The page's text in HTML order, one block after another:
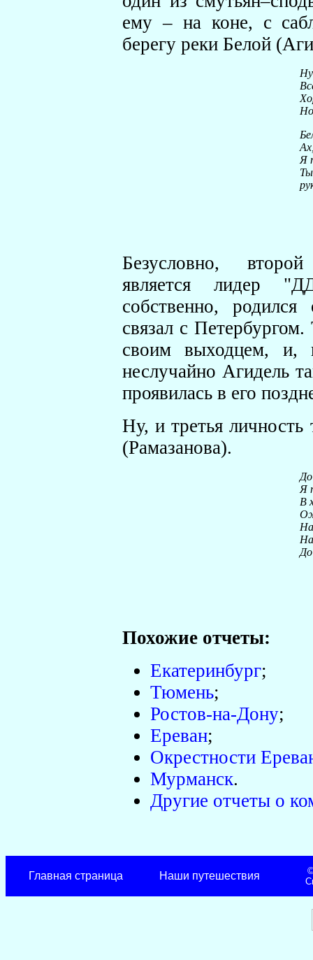
ему – на коне, с
берегу реки Белой
Я
Безусловно,
является лидер
собственно,
связал с
своим выходцем, и,
неслучайно Агидель
проявилась в его
Ну, и третья
(Рамазанова).
Я
В
Похожие отчеты:
Екатеринбург;
Тюмень;
Ростов-на-Дону;
Ереван;
Окрестности
Мурманск.
Другие отчеты о
Главная страница Наши путешествия